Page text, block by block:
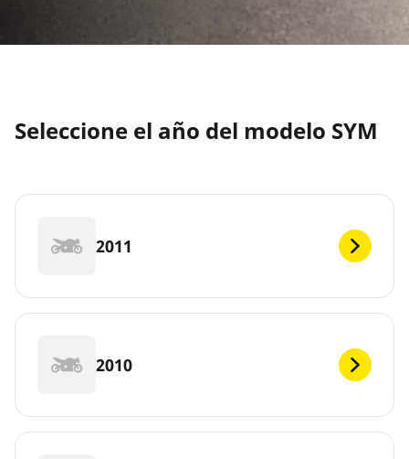
Seleccione el año del modelo SYM
2011
2010